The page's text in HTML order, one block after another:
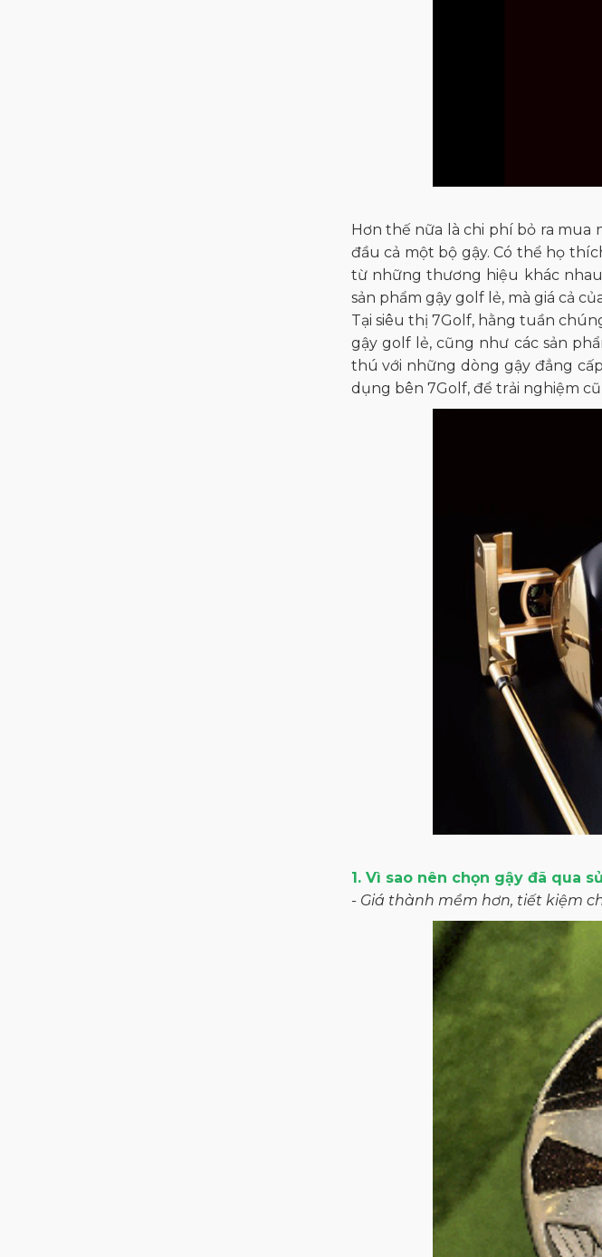
Hơn thế nữa là chi phí bỏ ra
đầu cả một bộ gậy. Có thể họ
từ những thương hiệu khác
sản phẩm gậy golf lẻ, mà giá cả
Tại siêu thị 7Golf, hằng tuần
gậy golf lẻ, cũng như các sản
thú với những dòng gậy đẳng
dụng bên 7Golf, để trải nghiệm
1. Vì sao nên chọn gậy đã qua
- Giá thành mềm hơn, tiết kiệm